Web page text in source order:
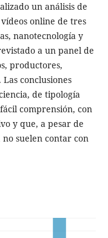
un análisis de
online de tres
nanotecnología y
a un panel de
productores,
conclusiones
de tipología
comprensión, con
y que, a pesar de
no suelen contar con